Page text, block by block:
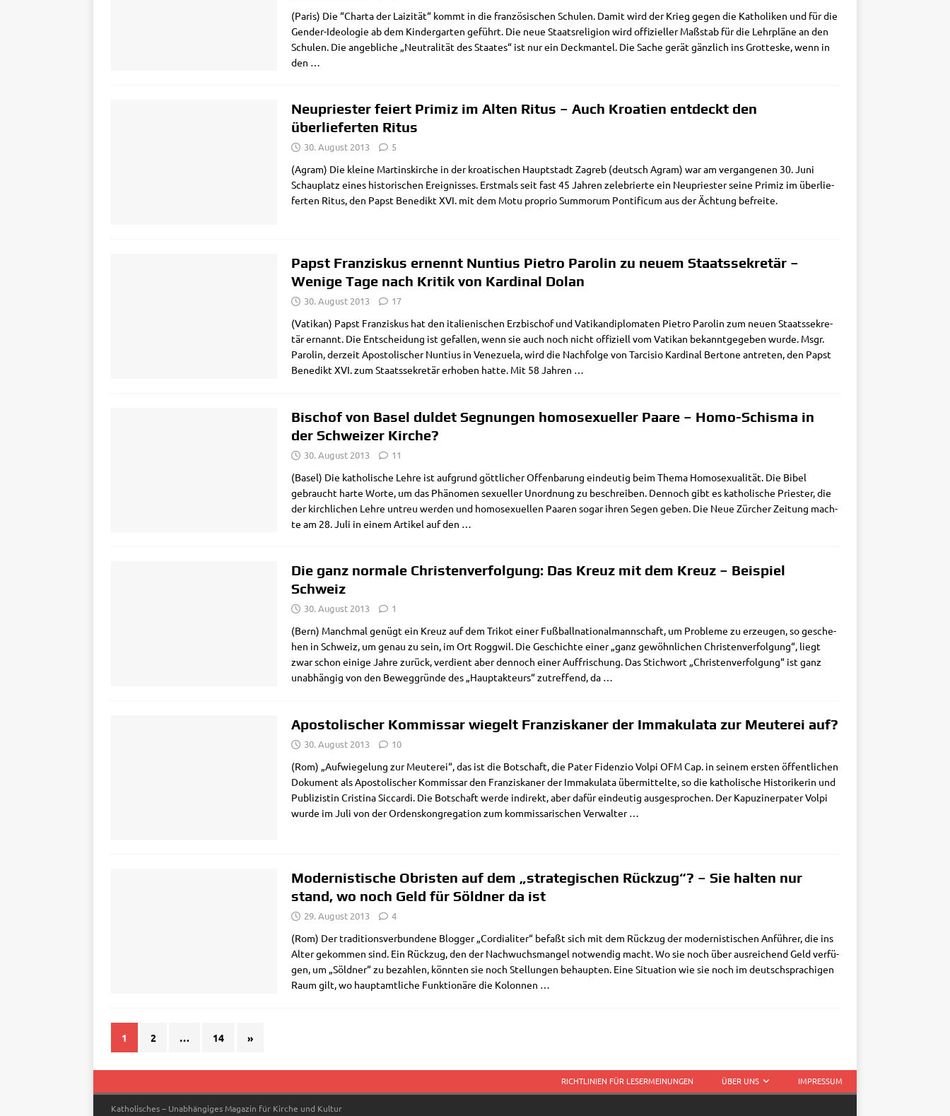
(Paris) Die “Char­ta der Lai­zi­tät“ kommt in die fran­zö­si­schen Schu­len. Damit wird der Krieg gegen die Katho­li­ken und für die
Gen­­der-Ideo­­lo­­gie ab dem Kin­der­gar­ten geführt. Die neue Staats­re­li­gi­on wird offi­zi­el­ler Maß­stab für die Lehr­plä­ne an den
Schu­len. Die angeb­li­che „Neu­tra­li­tät des Staa­tes“ ist nur ein Deck­man­tel. Die Sache gerät gänz­lich ins Grot­tes­ke, wenn in
den …
Neupriester feiert Primiz im Alten Ritus – Auch Kroatien entdeckt den
überlieferten Ritus
30. August 2013 5
(Agram) Die klei­ne Mar­tins­kir­che in der kroa­ti­schen Haupt­stadt Zagreb (deutsch Agram) war am ver­gan­ge­nen 30. Juni
Schau­platz eines histo­ri­schen Ereig­nis­ses. Erst­mals seit fast 45 Jah­ren zele­brier­te ein Neu­prie­ster sei­ne Pri­miz im über­lie­
fer­ten Ritus, den Papst Bene­dikt XVI. mit dem Motu pro­prio Sum­morum Pon­ti­fi­cum aus der Äch­tung befreite.
Papst Franziskus ernennt Nuntius Pietro Parolin zu neuem Staatssekretär –
Wenige Tage nach Kritik von Kardinal Dolan
30. August 2013 17
(Vati­kan) Papst Fran­zis­kus hat den ita­lie­ni­schen Erz­bi­schof und Vati­kan­di­plo­ma­ten Pie­tro Paro­lin zum neu­en Staats­se­kre­
tär ernannt. Die Ent­schei­dung ist gefal­len, wenn sie auch noch nicht offi­zi­ell vom Vati­kan bekannt­ge­ge­ben wur­de. Msgr.
Paro­lin, der­zeit Apo­sto­li­scher Nun­ti­us in Vene­zue­la, wird die Nach­fol­ge von Tar­cis­io Kar­di­nal Ber­to­ne antre­ten, den Papst
Bene­dikt XVI. zum Staats­se­kre­tär erho­ben hat­te. Mit 58 Jah­ren …
Bischof von Basel duldet Segnungen homosexueller Paare – Homo-Schisma in
der Schweizer Kirche?
30. August 2013 11
(Basel) Die katho­li­sche Leh­re ist auf­grund gött­li­cher Offen­ba­rung ein­deu­tig beim The­ma Homo­se­xua­li­tät. Die Bibel
gebraucht har­te Wor­te, um das Phä­no­men sexu­el­ler Unord­nung zu beschrei­ben. Den­noch gibt es katho­li­sche Prie­ster, die
der kirch­li­chen Leh­re untreu wer­den und homo­se­xu­el­len Paa­ren sogar ihren Segen geben. Die Neue Zür­cher Zei­tung mach­
te am 28. Juli in einem Arti­kel auf den …
Die ganz normale Christenverfolgung: Das Kreuz mit dem Kreuz – Beispiel
Schweiz
30. August 2013 1
(Bern) Manch­mal genügt ein Kreuz auf dem Tri­kot einer Fuß­ball­na­tio­nal­mann­schaft, um Pro­ble­me zu erzeu­gen, so gesche­
hen in Schweiz, um genau zu sein, im Ort Rogg­wil. Die Geschich­te einer „ganz gewöhn­li­chen Chri­sten­ver­fol­gung“, liegt
zwar schon eini­ge Jah­re zurück, ver­dient aber den­noch einer Auf­fri­schung. Das Stich­wort „Chri­sten­ver­fol­gung“ ist ganz
unab­hän­gig von den Beweg­grün­de des „Haupt­ak­teurs“ zutref­fend, da …
Apostolischer Kommissar wiegelt Franziskaner der Immakulata zur Meuterei auf?
30. August 2013 10
(Rom) „Auf­wie­ge­lung zur Meu­te­rei“, das ist die Bot­schaft, die Pater Fidenzio Vol­pi OFM Cap. in sei­nem ersten öffent­li­chen
Doku­ment als Apo­sto­li­scher Kom­mis­sar den Fran­zis­ka­ner der Imma­ku­la­ta über­mit­tel­te, so die katho­li­sche Histo­ri­ke­rin und
Publi­zi­stin Cri­sti­na Sic­car­di. Die Bot­schaft wer­de indi­rekt, aber dafür ein­deu­tig aus­ge­spro­chen. Der Kapu­zi­ner­pa­ter Vol­pi
wur­de im Juli von der Ordens­kon­gre­ga­ti­on zum kom­mis­sa­ri­schen Ver­wal­ter…
Modernistische Obristen auf dem „strategischen Rückzug“? – Sie halten nur
stand, wo noch Geld für Söldner da ist
29. August 2013 4
(Rom) Der tra­di­ti­ons­ver­bun­de­ne Blog­ger „Cor­dia­li­ter“ befaßt sich mit dem Rück­zug der moder­ni­sti­schen Anfüh­rer, die ins
Alter gekom­men sind. Ein Rück­zug, den der Nach­wuchs­man­gel not­wen­dig macht. Wo sie noch über aus­rei­chend Geld ver­fü­
gen, um „Söld­ner“ zu bezah­len, könn­ten sie noch Stel­lun­gen behaup­ten. Eine Situa­ti­on wie sie noch im deutsch­spra­chi­gen
Raum gilt, wo haupt­amt­li­che Funk­tio­nä­re die Kolon­nen …
1 2 … 14 »
RICHTLINIEN FÜR LESERMEINUNGEN ÜBER UNS IMPRESSUM
Katholisches – Unabhängiges Magazin für Kirche und Kultur